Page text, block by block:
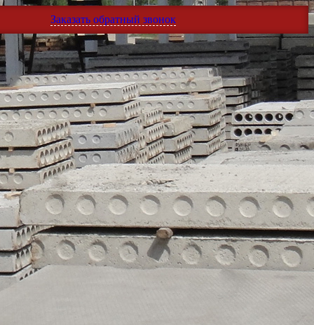
Заказать обратный звонок